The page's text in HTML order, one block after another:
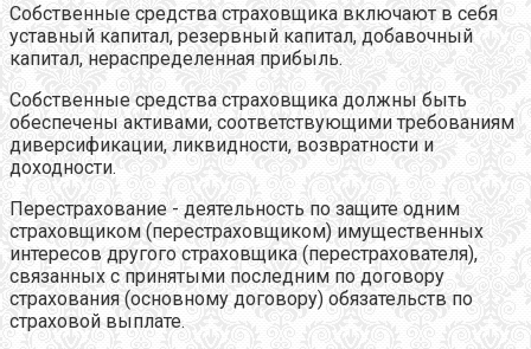
Собственные средства страховщика включают в себя
уставный капитал, резервный капитал, добавочный
капитал, нераспределенная прибыль.
Собственные средства страховщика должны быть
обеспечены активами, соответствующими требованиям
диверсификации, ликвидности, возвратности и
доходности.
Перестрахование - деятельность по защите одним
страховщиком (перестраховщиком) имущественных
интересов другого страховщика (перестрахователя),
связанных с принятыми последним по договору
страхования (основному договору) обязательств по
страховой выплате.